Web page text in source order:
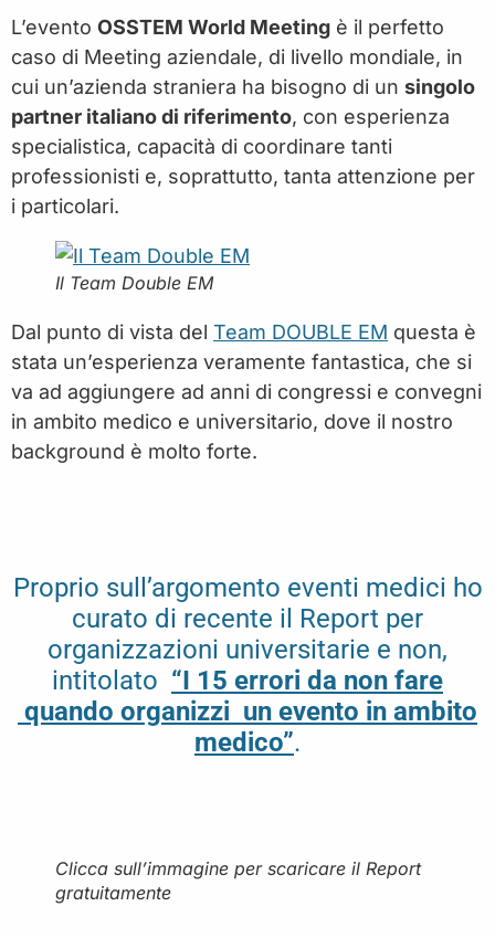
L’evento OSSTEM World Meeting è il perfetto
caso di Meeting aziendale, di livello mondiale, in
cui un’azienda straniera ha bisogno di un singolo
partner italiano di riferimento, con esperienza
specialistica, capacità di coordinare tanti
professionisti e, soprattutto, tanta attenzione per
i particolari.
Il Team Double EM
Dal punto di vista del Team DOUBLE EM questa è
stata un’esperienza veramente fantastica, che si
va ad aggiungere ad anni di congressi e convegni
in ambito medico e universitario, dove il nostro
background è molto forte.
Proprio sull’argomento eventi medici ho
curato di recente il Report per
organizzazioni universitarie e non,
intitolato “I 15 errori da non fare
quando organizzi un evento in ambito
medico”.
Clicca sull’immagine per scaricare il Report
gratuitamente